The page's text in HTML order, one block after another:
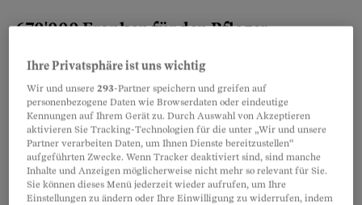
670'000 Franken für den Pfleger
Oft geht das gut. Doch manchmal verstecken
sich hinter Vertrauenspersonen
Erbschleicherinnen und Erbschleicher. So wie
jener Krankenpfleger aus dem Thurgau, der von
einer Patientin eine Liegenschaft im Wert von
670'000 Franken erbte.
Ihre Privatsphäre ist uns wichtig
Wir und unsere293-Partner speichern und greifen auf
personenbezogene Daten wie Browserdaten oder eindeutige
Kennungen auf Ihrem Gerät zu. Durch Auswahl von Akzeptieren
aktivieren Sie Tracking-Technologien für die unter „Wir und unsere
Partner verarbeiten Daten, um Ihnen Dienste bereitzustellen“
aufgeführten Zwecke. Wenn Tracker deaktiviert sind, sind manche
Inhalte und Anzeigen möglicherweise nicht mehr so relevant für Sie.
Sie können dieses Menü jederzeit wieder aufrufen, um Ihre
Einstellungen zu ändern oder Ihre Einwilligung zu widerrufen, indem